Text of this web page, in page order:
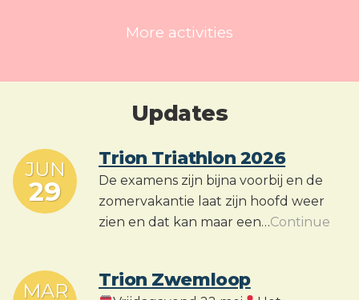
More activities
Updates
JUN
29
Trion Triathlon 2026
De examens zijn bijna voorbij en de
zomervakantie laat zijn hoofd weer
zien en dat kan maar een…Continue
MAR Trion Zwemloop